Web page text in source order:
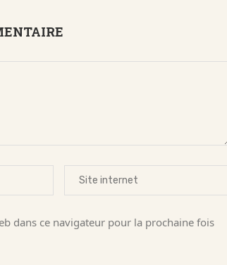
dans ce navigateur pour la prochaine fois